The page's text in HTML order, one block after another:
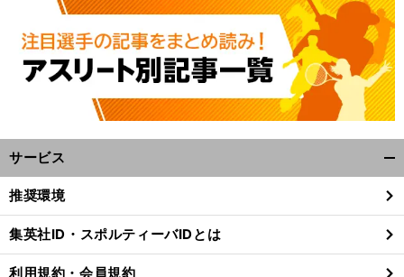
サービス
閉
る
推奨環境
集英社ID・スポルティーバIDとは
利用規約・会員規約